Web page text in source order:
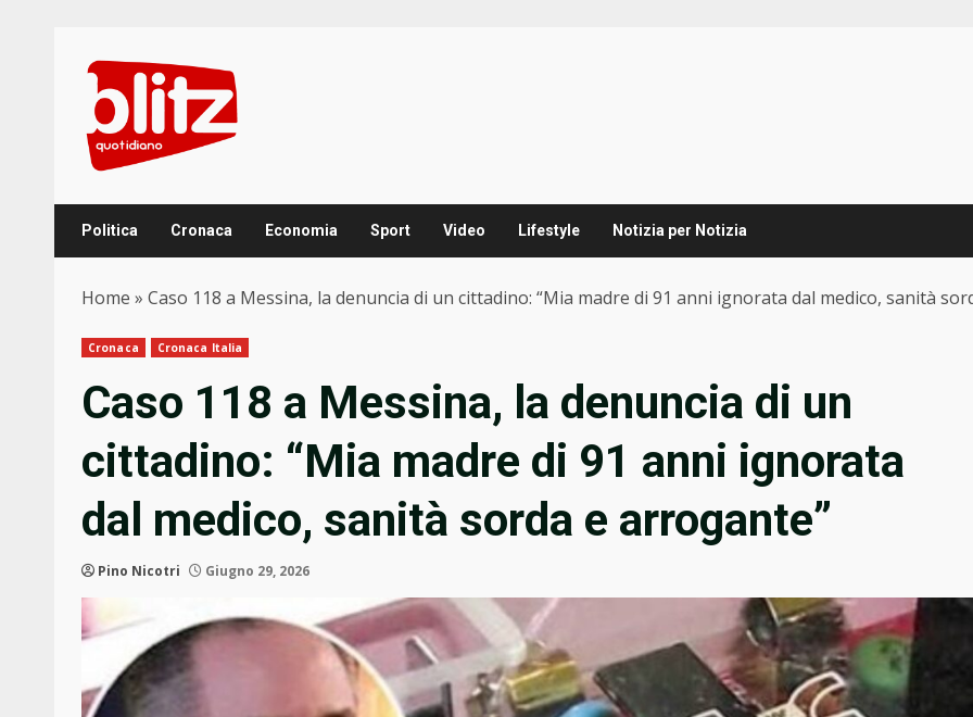
content
Politica Cronaca Economia Sport Video Lifestyle Notizia per Notizia
Home » Caso 118 a Messina, la denuncia di un cittadino: “Mia madre di 91 anni ignorata dal medico, sanità
Cronaca Cronaca Italia
Caso 118 a Messina, la denuncia di un
cittadino: “Mia madre di 91 anni ignorata
dal medico, sanità sorda e arrogante”
Pino Nicotri Giugno 29, 2026